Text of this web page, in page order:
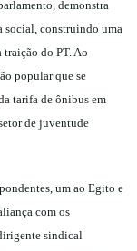
demonstra
social, construindo uma
do PT. Ao
popular que se
tarifa de ônibus em
de juventude
um ao Egito e
com os
sindical